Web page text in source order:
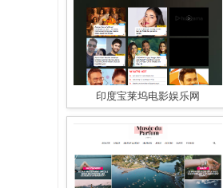
印度宝莱坞电影娱乐网